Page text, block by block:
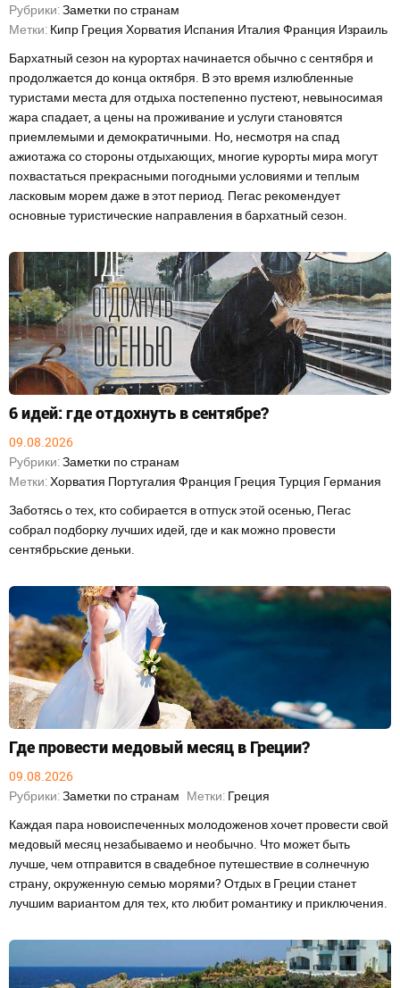
Рубрики:Заметки по странам
Метки: Кипр Греция Хорватия Испания Италия Франция Израиль
Бархатный сезон на курортах начинается обычно с сентября и
продолжается до конца октября. В это время излюбленные
туристами места для отдыха постепенно пустеют, невыносимая
жара спадает, а цены на проживание и услуги становятся
приемлемыми и демократичными. Но, несмотря на спад
ажиотажа со стороны отдыхающих, многие курорты мира могут
похвастаться прекрасными погодными условиями и теплым
ласковым морем даже в этот период. Пегас рекомендует
основные туристические направления в бархатный сезон.
6 идей: где отдохнуть в сентябре?
09.08.2026
Рубрики:Заметки по странам
Метки:Хорватия Португалия Франция Греция Турция Германия
Заботясь о тех, кто собирается в отпуск этой осенью, Пегас
собрал подборку лучших идей, где и как можно провести
сентябрьские деньки.
Где провести медовый месяц в Греции?
09.08.2026
Рубрики:Заметки по странам Метки: Греция
Каждая пара новоиспеченных молодоженов хочет провести свой
медовый месяц незабываемо и необычно. Что может быть
лучше, чем отправится в свадебное путешествие в солнечную
страну, окруженную семью морями? Отдых в Греции станет
лучшим вариантом для тех, кто любит романтику и приключения.